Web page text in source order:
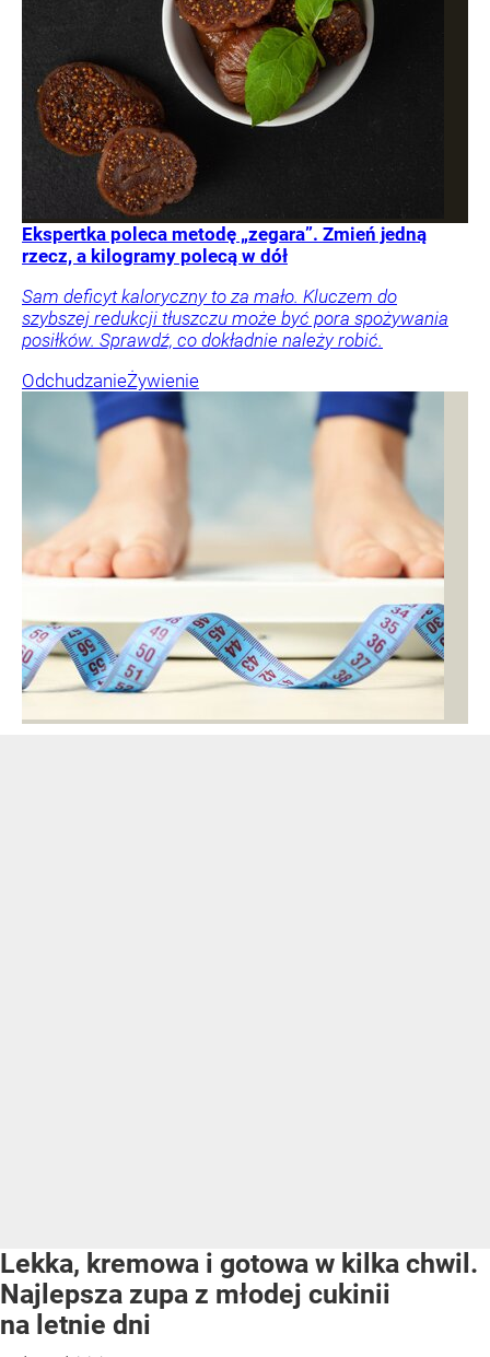
Ekspertka poleca metodę „zegara”. Zmień jedną
rzecz, a kilogramy polecą w dół
Sam deficyt kaloryczny to za mało. Kluczem do
szybszej redukcji tłuszczu może być pora spożywania
posiłków. Sprawdź, co dokładnie należy robić.
OdchudzanieŻywienie
Lekka, kremowa i gotowa w kilka chwil.
Najlepsza zupa z młodej cukinii
na letnie dni